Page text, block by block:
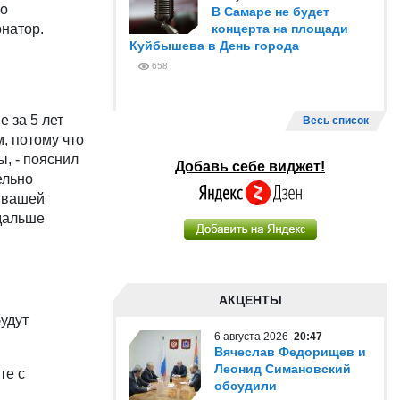
за 5 лет
потому что
- пояснил
вашей
с
В Самаре не будет
концерта на площади
Куйбышева в День города
658
Весь список
Добавь себе виджет!
АКЦЕНТЫ
6 августа 2026 20:47
Вячеслав Федорищев и
Леонид Симановский
обсудили